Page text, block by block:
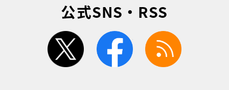
公式SNS・RSS
twitter facebook